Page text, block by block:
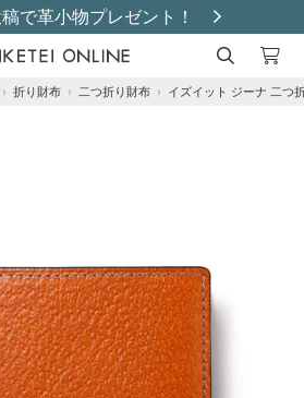
で革小物プレゼント！
› 折り財布 › 二つ折り財布 › イズイット ジーナ 二つ
ご住所】へ発送いたします。